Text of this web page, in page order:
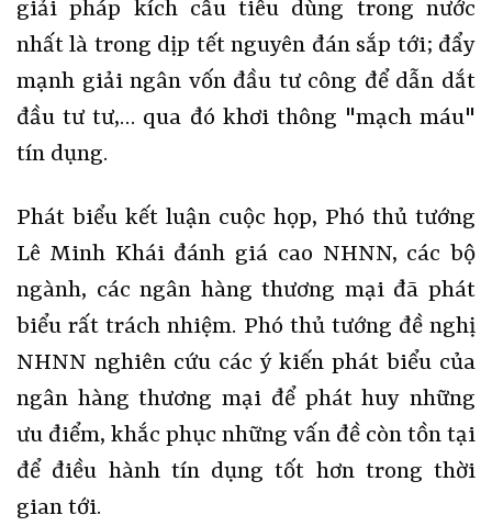
giải pháp kích cầu tiêu dùng trong nước
nhất là trong dịp tết nguyên đán sắp tới; đẩy
mạnh giải ngân vốn đầu tư công để dẫn dắt
đầu tư tư,… qua đó khơi thông "mạch máu"
tín dụng.
Phát biểu kết luận cuộc họp, Phó thủ tướng
Lê Minh Khái đánh giá cao NHNN, các bộ
ngành, các ngân hàng thương mại đã phát
biểu rất trách nhiệm. Phó thủ tướng đề nghị
NHNN nghiên cứu các ý kiến phát biểu của
ngân hàng thương mại để phát huy những
ưu điểm, khắc phục những vấn đề còn tồn tại
để điều hành tín dụng tốt hơn trong thời
gian tới.